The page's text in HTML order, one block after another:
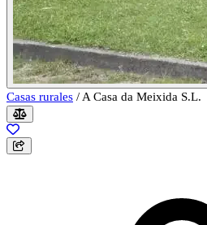
Casas rurales / A Casa da Meixida S.L.